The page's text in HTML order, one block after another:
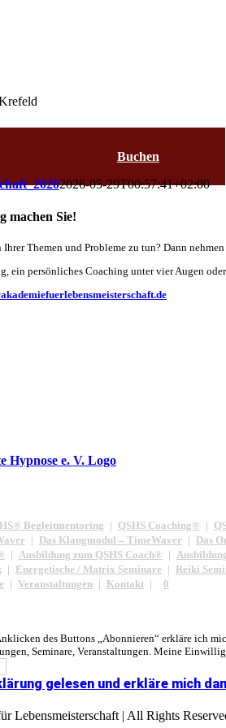
Buchen
2026-05-29T00:57:41+02:00
machen Sie!
Themen und Probleme zu tun? Dann
ein persönliches Coaching unter vier Augen
Begleitmentoring QSHS Coaching®
Das Klangmodul – TimeWaver Das
Ausbildung zum QSHS Coach®
Energetische / Matrix Seminare Reiki
Veranstaltungen Kontakt 0
des Buttons „Abonnieren“ erkläre ich
Seminare, Veranstaltungen. Meine
gelesen und erkläre mich
Lebensmeisterschaft | All Rights